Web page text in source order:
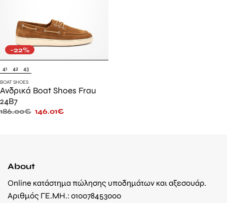
-22%
41 42 43
BOAT SHOES
Ανδρικά Boat Shoes Frau
24B7
186.00€ 146.01€
About
Online κατάστημα πώλησης υποδημάτων και αξεσουάρ.
Αριθμός ΓΕ.ΜΗ.: 010078453000